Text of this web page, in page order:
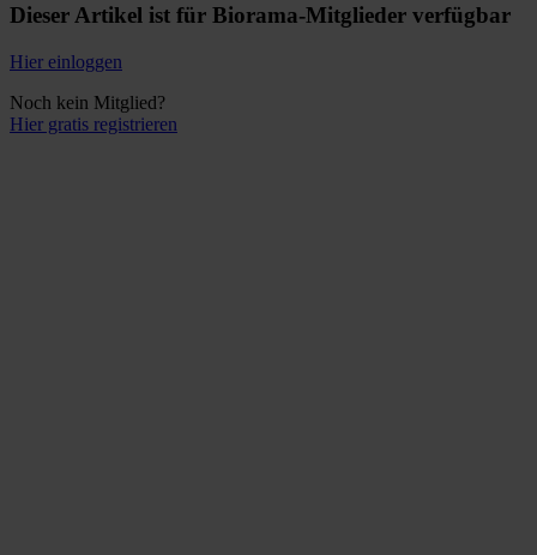
Dieser Artikel ist für Biorama-Mitglieder verfügbar
Hier einloggen
Noch kein Mitglied?
Hier gratis registrieren